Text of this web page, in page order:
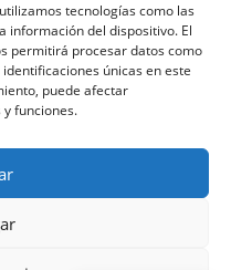
tecnologías como las
información del dispositivo. El
permitirá procesar datos como
únicas en este
puede afectar
funciones.